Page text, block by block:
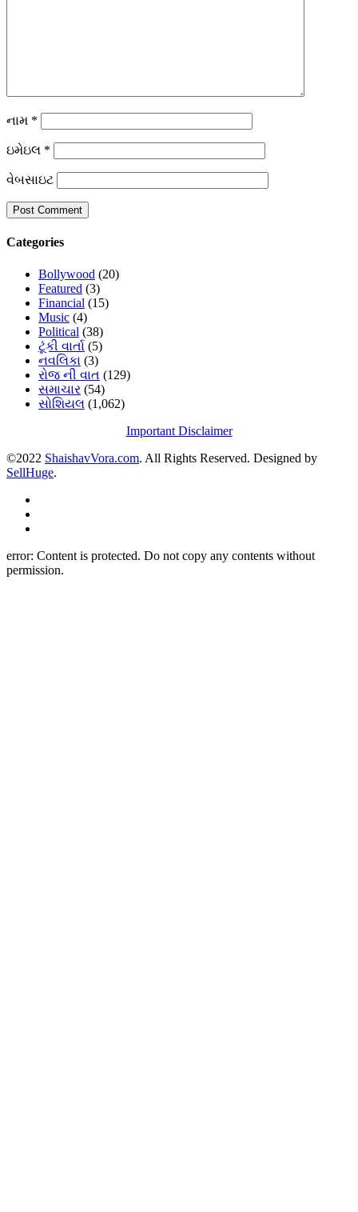
નામ *
ઇમેઇલ *
વેબસાઇટ
Categories
Bollywood (20)
Featured (3)
Financial (15)
Music (4)
Political (38)
ટૂંકી વાર્તા (5)
નવલિકા (3)
રોજ ની વાત (129)
સમાચાર (54)
સોશિયલ (1,062)
Important Disclaimer
©2022 ShaishavVora.com. All Rights Reserved. Designed by
SellHuge.
error: Content is protected. Do not copy any contents without
permission.